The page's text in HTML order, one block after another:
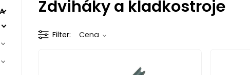
Zdviháky a kladkostroje
Filter Cena